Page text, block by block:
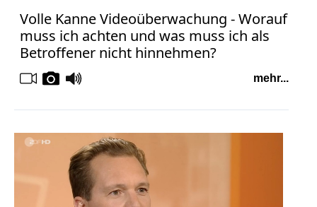
Volle Kanne Videoüberwachung - Worauf
muss ich achten und was muss ich als
Betroffener nicht hinnehmen?
mehr...